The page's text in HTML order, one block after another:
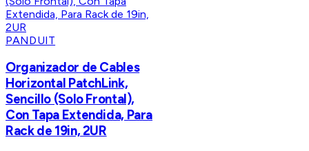
PANDUIT
Organizador de Cables
Horizontal PatchLink,
Sencillo (Solo Frontal),
Con Tapa Extendida, Para
Rack de 19in, 2UR